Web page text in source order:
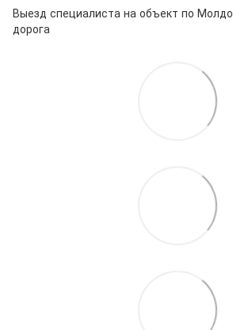
Выезд специалиста на объект по
дорога